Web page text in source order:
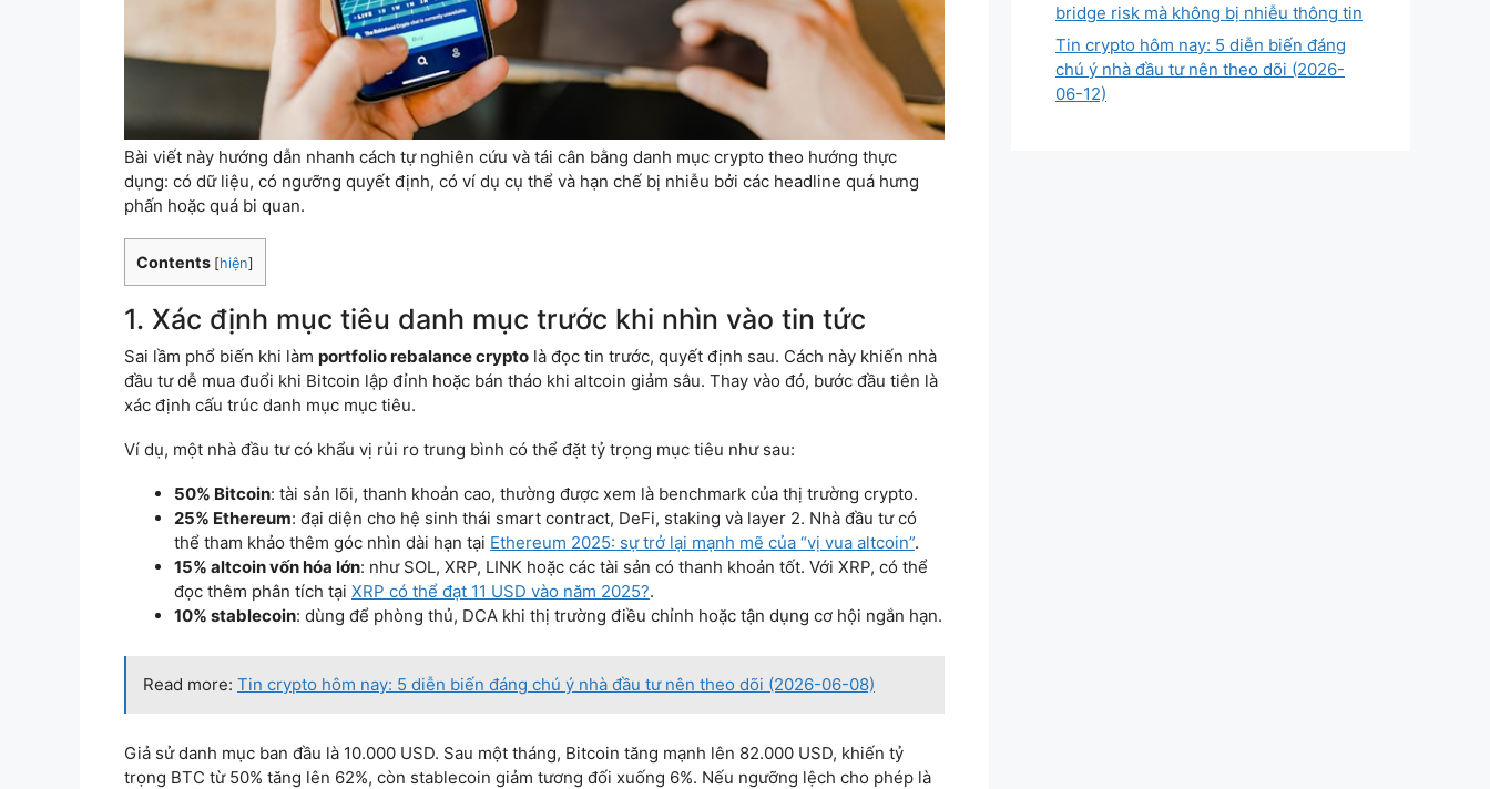
Bài viết này hướng dẫn nhanh cách tự nghiên cứu và tái cân bằng danh mục crypto theo hướng thực
dụng: có dữ liệu, có ngưỡng quyết định, có ví dụ cụ thể và hạn chế bị nhiễu bởi các headline quá hưng
phấn hoặc quá bi quan.
Contents [hiện]
1. Xác định mục tiêu danh mục trước khi nhìn vào tin tức
Sai lầm phổ biến khi làm portfolio rebalance crypto là đọc tin trước, quyết định sau. Cách này khiến nhà
đầu tư dễ mua đuổi khi Bitcoin lập đỉnh hoặc bán tháo khi altcoin giảm sâu. Thay vào đó, bước đầu tiên là
xác định cấu trúc danh mục mục tiêu.
Ví dụ, một nhà đầu tư có khẩu vị rủi ro trung bình có thể đặt tỷ trọng mục tiêu như sau:
50% Bitcoin: tài sản lõi, thanh khoản cao, thường được xem là benchmark của thị trường crypto.
25% Ethereum: đại diện cho hệ sinh thái smart contract, DeFi, staking và layer 2. Nhà đầu tư có
thể tham khảo thêm góc nhìn dài hạn tại Ethereum 2025: sự trở lại mạnh mẽ của “vị vua altcoin”.
15% altcoin vốn hóa lớn: như SOL, XRP, LINK hoặc các tài sản có thanh khoản tốt. Với XRP, có thể
đọc thêm phân tích tại XRP có thể đạt 11 USD vào năm 2025?.
10% stablecoin: dùng để phòng thủ, DCA khi thị trường điều chỉnh hoặc tận dụng cơ hội ngắn hạn.
Read more: Tin crypto hôm nay: 5 diễn biến đáng chú ý nhà đầu tư nên theo dõi (2026-06-08)
Giả sử danh mục ban đầu là 10.000 USD. Sau một tháng, Bitcoin tăng mạnh lên 82.000 USD, khiến tỷ
trọng BTC từ 50% tăng lên 62%, còn stablecoin giảm tương đối xuống 6%. Nếu ngưỡng lệch cho phép là
bridge risk mà không bị nhiễu thông tin
Tin crypto hôm nay: 5 diễn biến đáng
chú ý nhà đầu tư nên theo dõi (2026-
06-12)